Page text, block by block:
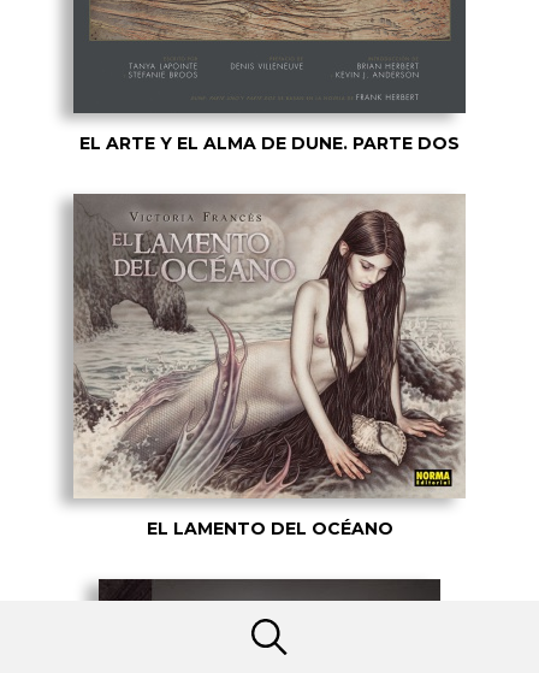
EL ARTE Y EL ALMA DE DUNE. PARTE DOS
EL LAMENTO DEL OCÉANO